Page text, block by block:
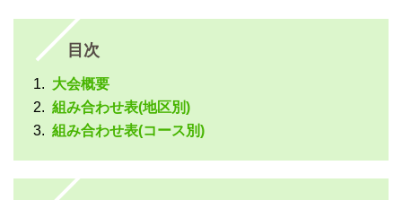
目次
大会概要
組み合わせ表(地区別)
組み合わせ表(コース別)